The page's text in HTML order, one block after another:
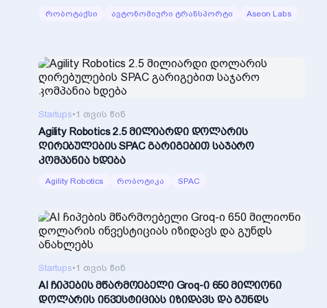
რობოტაქსი ავტონომიური ტრანსპორტი Aseon Labs
Startups•1 თვის წინ
Agility Robotics 2.5 მილიარდი დოლარის
ღირებულების SPAC გარიგებით საჯარო
კომპანია ხდება
Agility Robotics რობოტიკა SPAC
Startups•1 თვის წინ
AI ჩიპების მწარმოებელი Groq-ი 650 მილიონი
დოლარის ინვესტიციას იზიდავს და გუნდს